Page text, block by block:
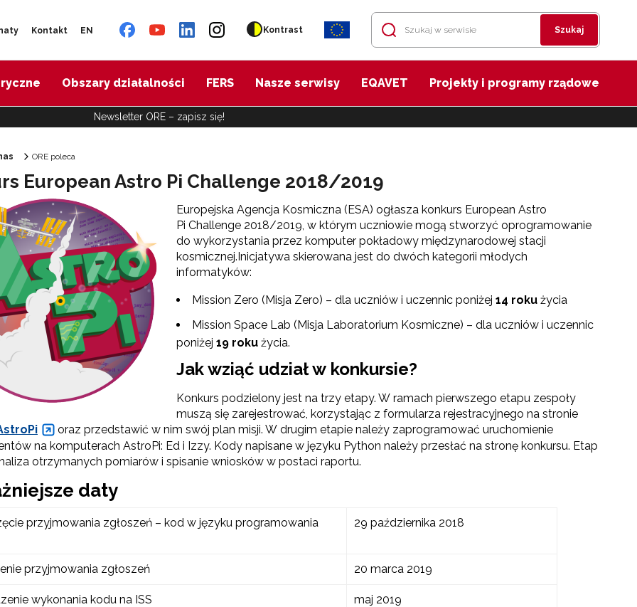
Kontakt EN Kontrast Szukaj
Obszary działalności FERS Nasze serwisy EQAVET Projekty i programy rządowe
Newsletter ORE – zapisz się!
Rozwoju Edukacji"
ORE poleca
European Astro Pi Challenge 2018/2019
Europejska Agencja Kosmiczna (ESA) ogłasza konkurs European Astro
Pi Challenge 2018/2019, w którym uczniowie mogą stworzyć oprogramowanie
do wykorzystania przez komputer pokładowy międzynarodowej stacji
kosmicznej.Inicjatywa skierowana jest do dwóch kategorii młodych
informatyków:
Mission Zero (Misja Zero) – dla uczniów i uczennic poniżej 14 roku życia
Mission Space Lab (Misja Laboratorium Kosmiczne) – dla uczniów i uczennic
poniżej 19 roku życia.
Jak wziąć udział w konkursie?
Konkurs podzielony jest na trzy etapy. W ramach pierwszego etapu zespoły
muszą się zarejestrować, korzystając z formularza rejestracyjnego na stronie
oraz przedstawić w nim swój plan misji. W drugim etapie należy zaprogramować uruchomienie
na komputerach AstroPi: Ed i Izzy. Kody napisane w języku Python należy przesłać na stronę konkursu. Etap
otrzymanych pomiarów i spisanie wniosków w postaci raportu.
daty
przyjmowania zgłoszeń – kod w języku programowania 29 października 2018
przyjmowania zgłoszeń 20 marca 2019
wykonania kodu na ISS maj 2019